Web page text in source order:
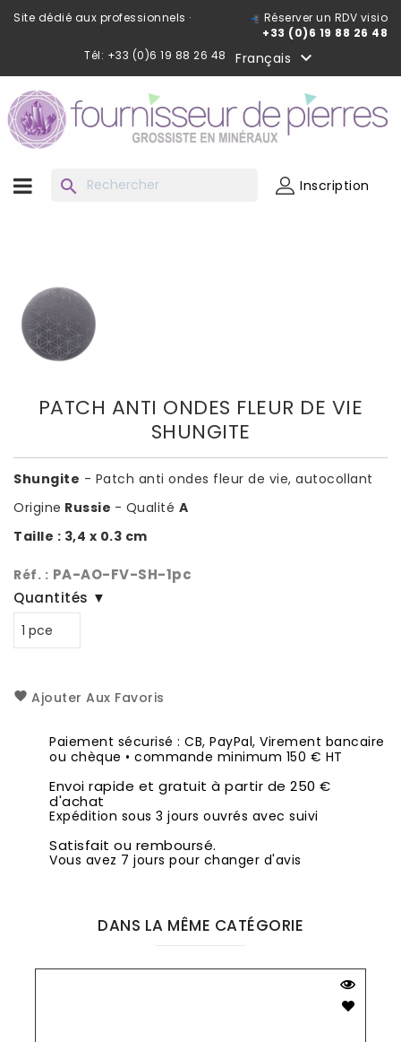
Site dédié aux professionnels ·
Réserver un RDV visio
+33 (0)6 19 88 26 48
Tél: +33 (0)6 19 88 26 48
Français 
search Inscription
PATCH ANTI ONDES FLEUR DE VIE
SHUNGITE
Shungite - Patch anti ondes fleur de vie, autocollant
Origine Russie - Qualité A
Taille : 3,4 x 0.3 cm
Réf. : PA-AO-FV-SH-1pc
Quantités ▼
Ajouter Aux Favoris
Paiement sécurisé : CB, PayPal, Virement bancaire
ou chèque • commande minimum 150 € HT
Envoi rapide et gratuit à partir de 250 €
d'achat
Expédition sous 3 jours ouvrés avec suivi
Satisfait ou remboursé.
Vous avez 7 jours pour changer d'avis
DANS LA MÊME CATÉGORIE